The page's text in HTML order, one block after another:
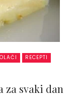
RECEPTI
za svaki dan